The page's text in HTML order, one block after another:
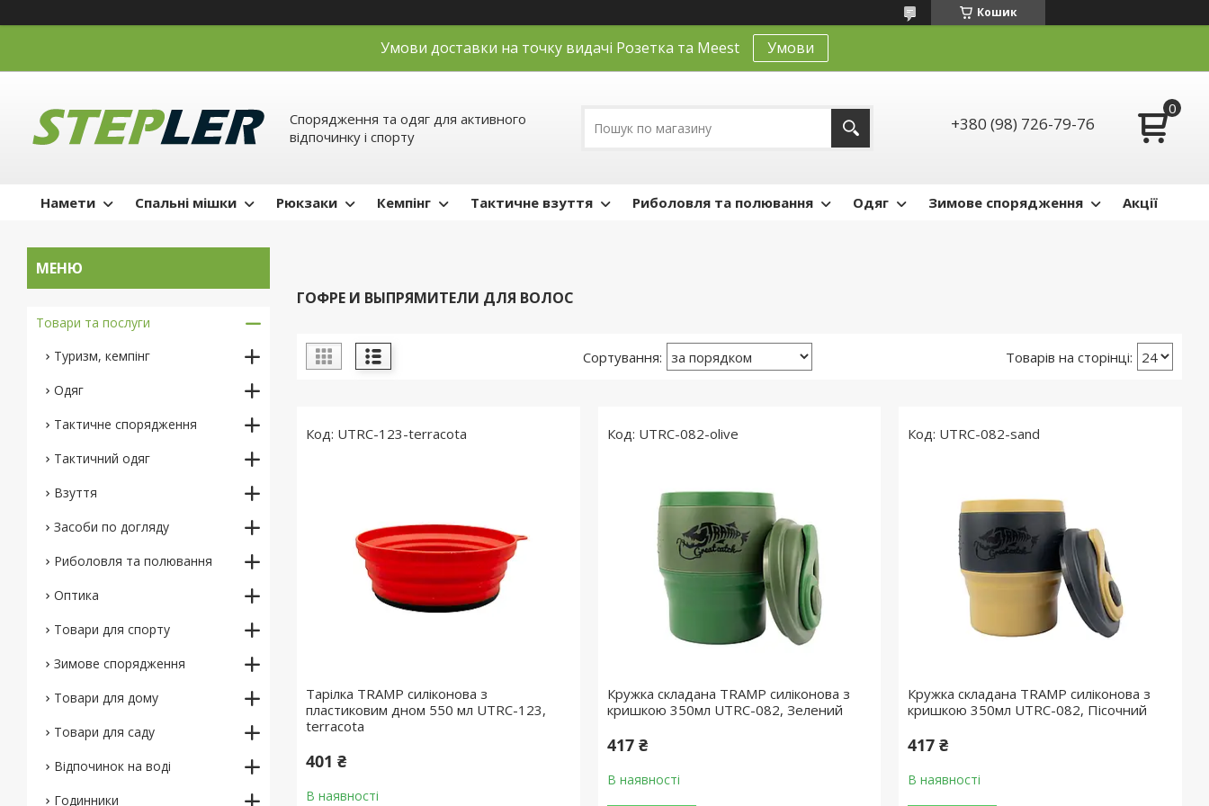
Кошик
Умови доставки на точку видачі Розетка та Meest Умови
Спорядження та одяг для активного
відпочинку і спорту
+380 (98) 726-79-76
Намети Спальні мішки Рюкзаки Кемпінг Тактичне взуття Риболовля та полювання Одяг Зимове спорядження Акції
ГОФРЕ И ВЫПРЯМИТЕЛИ ДЛЯ ВОЛОС
UTRC-123-terracota
Тарілка TRAMP силіконова з
пластиковим дном 550 мл UTRC-123,
terracota
401 ₴
В наявності
UTRC-082-olive
Кружка складана TRAMP силіконова з
кришкою 350мл UTRC-082, Зелений
417 ₴
В наявності
UTRC-082-sand
Кружка складана TRAMP силіконова з
кришкою 350мл UTRC-082, Пісочний
417 ₴
В наявності
Товари та послуги
Туризм, кемпінг
Одяг
Тактичне спорядження
Тактичний одяг
Взуття
Засоби по догляду
Риболовля та полювання
Оптика
Товари для спорту
Зимове спорядження
Товари для дому
Товари для саду
Відпочинок на воді
Годинники